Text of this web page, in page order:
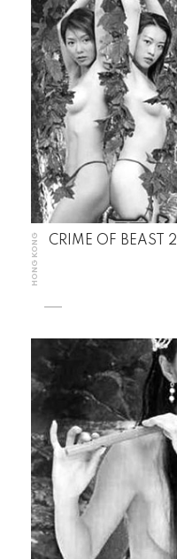
HONG KONG CRIME OF BEAST 2